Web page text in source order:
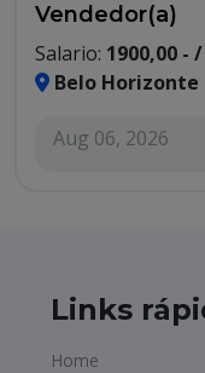
Vendedor(a)
Salario: 1900,00 - /
Belo Horizonte
Aug 06, 2026
Links
Home